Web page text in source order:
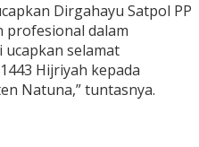
Dirgahayu Satpol PP
profesional dalam
ucapkan selamat
Hijriyah kepada
Natuna,” tuntasnya.